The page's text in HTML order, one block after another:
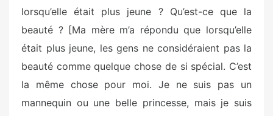
lorsqu’elle était plus jeune ? Qu’est-ce que la
beauté ? [Ma mère m’a répondu que lorsqu’elle
était plus jeune, les gens ne considéraient pas la
beauté comme quelque chose de si spécial. C’est
la même chose pour moi. Je ne suis pas un
mannequin ou une belle princesse, mais je suis